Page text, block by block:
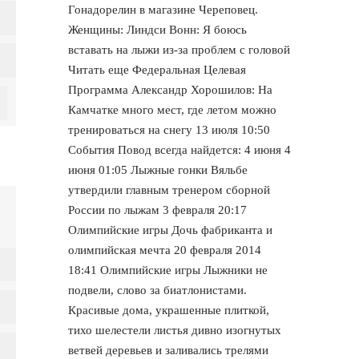
Гонадорелин в магазине Череповец.
Женщины: Линдси Вонн: Я боюсь
вставать на лыжи из-за проблем с головой
Читать еще Федеральная Целевая
Программа Александр Хорошилов: На
Камчатке много мест, где летом можно
тренироваться на снегу 13 июля 10:50
События Повод всегда найдется: 4 июня 4
июня 01:05 Лыжные гонки Вяльбе
утвердили главным тренером сборной
России по лыжам 3 февраля 20:17
Олимпийские игры Дочь фабриканта и
олимпийская мечта 20 февраля 2014
18:41 Олимпийские игры Лыжники не
подвели, слово за биатлонистами.
Красивые дома, украшенные плиткой,
тихо шелестели листья дивно изогнутых
ветвей деревьев и заливались трелями